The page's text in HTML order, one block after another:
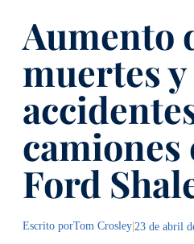
Aumento
muertes y
camiones
Ford
Escrito porTom Crosley|23 de abril